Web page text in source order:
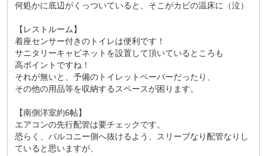
何処かに底辺がくっついていると、そこがカビの温床に（泣）
【レストルーム】
着座センサー付きのトイレは便利です！
サニタリーキャビネットを設置して頂いているところも
高ポイントですね！
それが無いと、予備のトイレットペーパーだったり、
その他の用品等を収納するスペースが困ります。
【南側洋室約6帖】
エアコンの先行配管は要チェックです。
恐らく、バルコニー側へ抜けるよう、スリーブなり配管なりし
ていると思いますが、